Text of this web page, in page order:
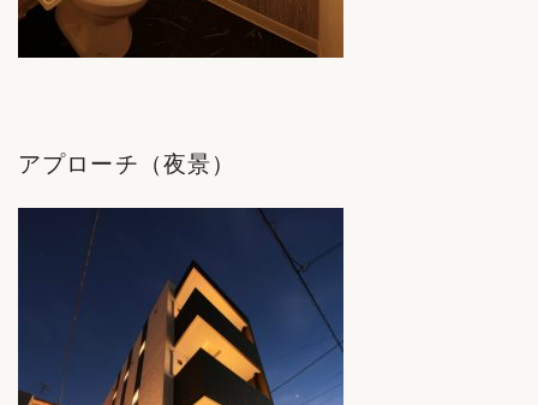
アプローチ（夜景）